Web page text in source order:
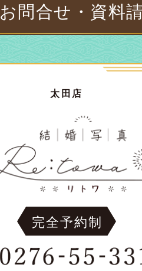
お問合せ・資料
太田店
完全予約制